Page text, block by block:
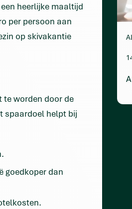
heerlijke maaltijd
per persoon aan
op skivakantie
te worden door de
spaardoel helpt bij
goedkoper dan